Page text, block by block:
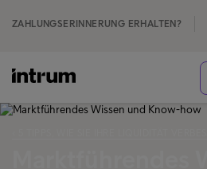
ZAHLUNGSERINNERUNG ERHALTEN?